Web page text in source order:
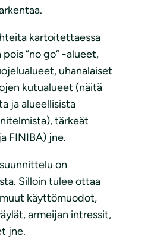
kartoitettaessa
”no go” -alueet,
uhanalaiset
kutualueet (näitä
ja alueellisista
tärkeät
FINIBA) jne.
on
Silloin tulee ottaa
käyttömuodot,
armeijan intressit,
jne.